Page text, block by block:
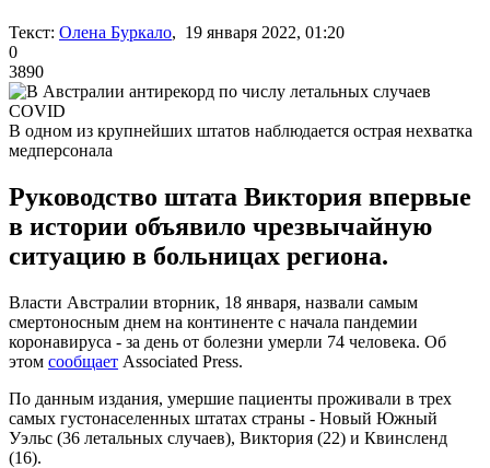
Текст: Олена Буркало, 19 января 2022, 01:20
0
3890
В одном из крупнейших штатов наблюдается острая нехватка
медперсонала
Руководство штата Виктория впервые
в истории объявило чрезвычайную
ситуацию в больницах региона.
Власти Австралии вторник, 18 января, назвали самым
смертоносным днем на континенте с начала пандемии
коронавируса - за день от болезни умерли 74 человека. Об
этом сообщает Associated Press.
По данным издания, умершие пациенты проживали в трех
самых густонаселенных штатах страны - Новый Южный
Уэльс (36 летальных случаев), Виктория (22) и Квинсленд
(16).